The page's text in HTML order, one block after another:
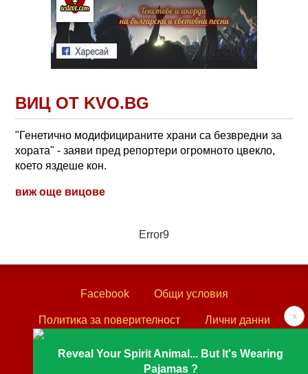
ВИЦ ОТ KVO.BG
"Генетично модифицираните храни са безвредни за
хората" - заяви пред репортери огромното цвекло,
което яздеше кон.
виж още вицове
Error9
x
Reveal Your Spirit Animal... But It's Wearing
Pajamas ?
Facebook Общи условия
Политика за поверителност Лични данни